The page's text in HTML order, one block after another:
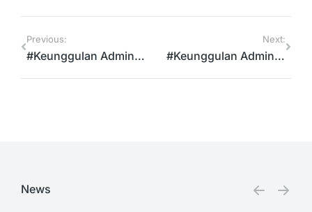
Previous:
#Keunggulan AdminSekolah.net !!! Tanpa Install Aplikasi
Next:
#Keunggulan Adminsekolah.net!!! Multi User
News